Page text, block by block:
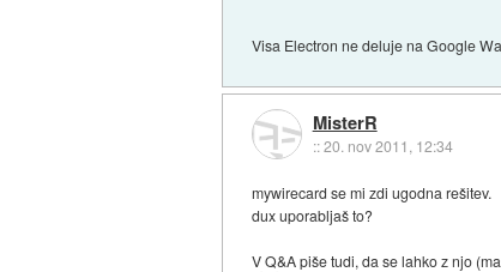
Visa Electron ne deluje na Google
MisterR
::20. nov 2011, 12:34
mywirecard se mi zdi ugodna rešitev.
dux uporabljaš to?
V Q&A piše tudi, da se lahko z njo